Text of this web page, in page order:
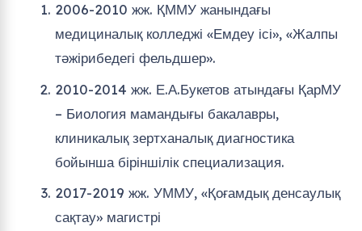
2006-2010 жж. ҚММУ жанындағы
медициналық колледжі «Емдеу ісі», «Жалпы
тәжірибедегі фельдшер».
2010-2014 жж. Е.А.Букетов атындағы ҚарМУ
– Биология мамандығы бакалавры,
клиникалық зертханалық диагностика
бойынша біріншілік специализация.
2017-2019 жж. УММУ, «Қоғамдық денсаулық
сақтау» магистрі